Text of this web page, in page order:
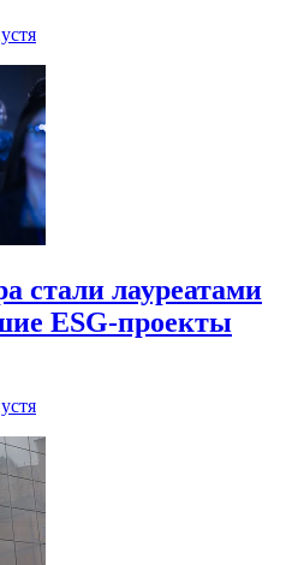
стали лауреатами
ESG-проекты